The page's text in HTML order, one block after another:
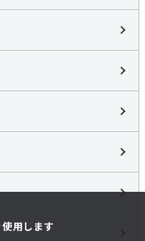
用します